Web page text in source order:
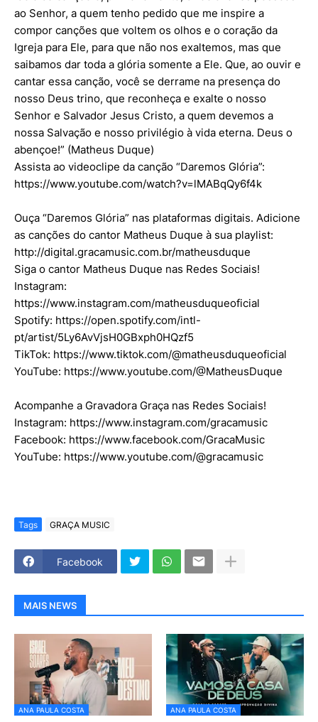
ao Senhor, a quem tenho pedido que me inspire a
compor canções que voltem os olhos e o coração da
Igreja para Ele, para que não nos exaltemos, mas que
saibamos dar toda a glória somente a Ele. Que, ao ouvir e
cantar essa canção, você se derrame na presença do
nosso Deus trino, que reconheça e exalte o nosso
Senhor e Salvador Jesus Cristo, a quem devemos a
nossa Salvação e nosso privilégio à vida eterna. Deus o
abençoe!” (Matheus Duque)
Assista ao videoclipe da canção “Daremos Glória”:
https://www.youtube.com/watch?v=lMABqQy6f4k
Ouça “Daremos Glória” nas plataformas digitais. Adicione
as canções do cantor Matheus Duque à sua playlist:
http://digital.gracamusic.com.br/matheusduque
Siga o cantor Matheus Duque nas Redes Sociais!
Instagram:
https://www.instagram.com/matheusduqueoficial
Spotify: https://open.spotify.com/intl-
pt/artist/5Ly6AvVjsH0GBxph0HQzf5
TikTok: https://www.tiktok.com/@matheusduqueoficial
YouTube: https://www.youtube.com/@MatheusDuque
Acompanhe a Gravadora Graça nas Redes Sociais!
Instagram: https://www.instagram.com/gracamusic
Facebook: https://www.facebook.com/GracaMusic
YouTube: https://www.youtube.com/@gracamusic
Tags GRAÇA MUSIC
Facebook
MAIS NEWS
ANA PAULA COSTA ANA PAULA COSTA